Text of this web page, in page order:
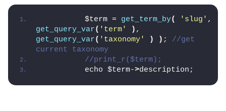
          $term =
get_term_by( 'slug'
get_query_var( 'term' )
get_query_var( 'taxonomy' ) ) ; //get
current taxonomy
//print_r($term);
          echo $term-
>description;